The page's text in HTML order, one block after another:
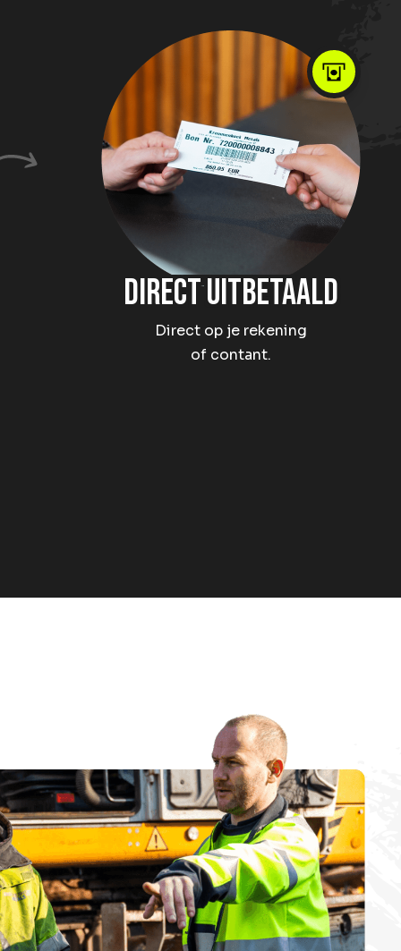
Direct uitbetaald
Direct op je rekening
of contant.